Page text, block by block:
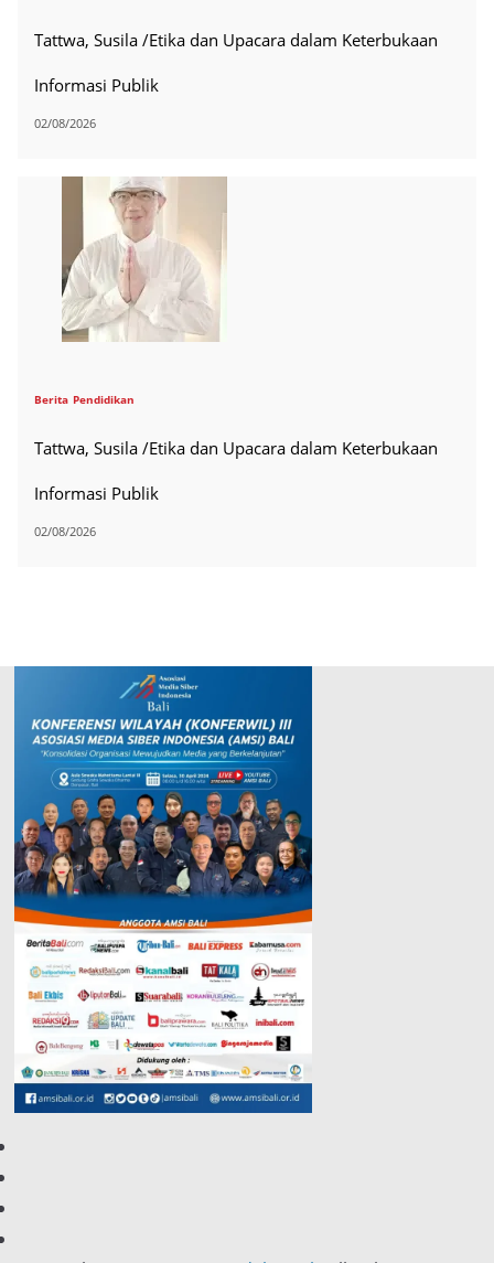
Tattwa, Susila /Etika dan Upacara dalam Keterbukaan
Informasi Publik
02/08/2026
Berita Pendidikan
Tattwa, Susila /Etika dan Upacara dalam Keterbukaan
Informasi Publik
02/08/2026